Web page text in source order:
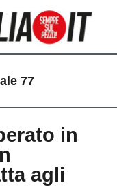
77
in
agli